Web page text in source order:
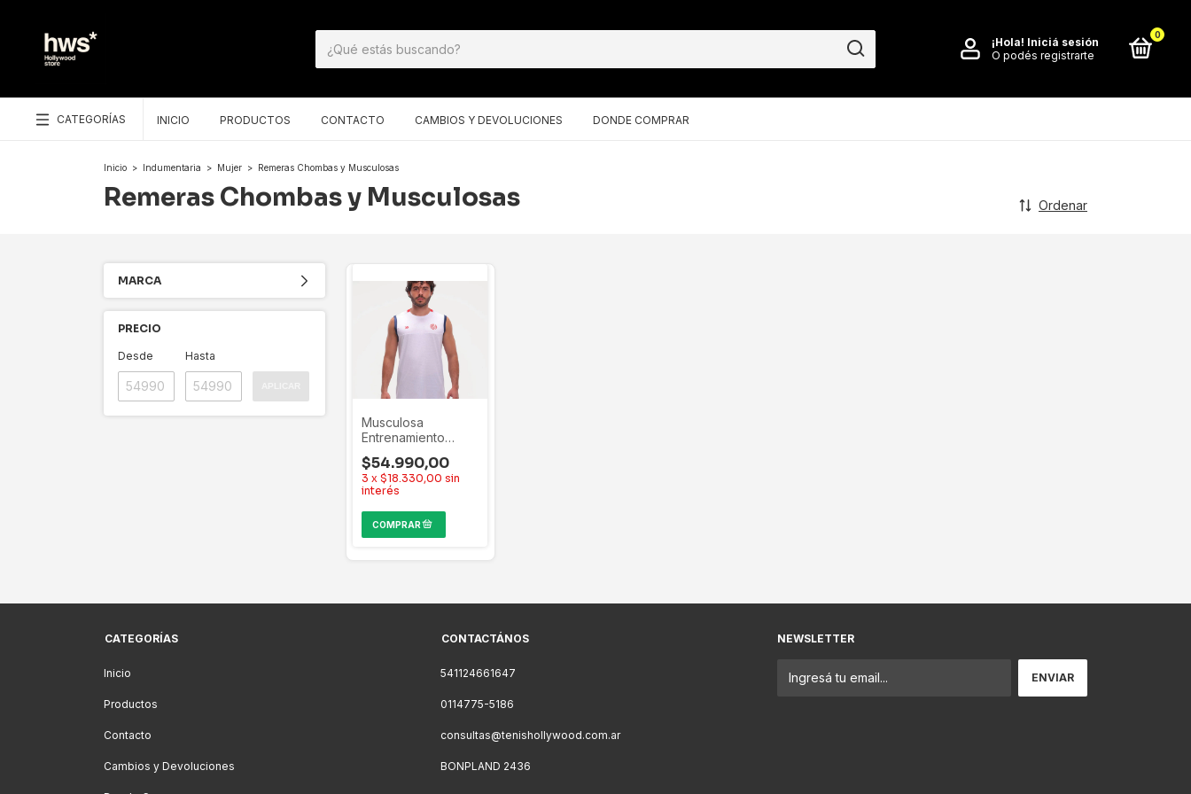
¡Hola! Iniciá sesión
O podés registrarte
0
CATEGORÍAS INICIO PRODUCTOS CONTACTO CAMBIOS Y DEVOLUCIONES DONDE COMPRAR
Inicio > Indumentaria > Mujer > Remeras Chombas y Musculosas
Remeras Chombas y Musculosas Ordenar
MARCA
PRECIO
Desde Hasta
Musculosa
Entrenamiento
25/26 Blanco
254213 S
$54.990,00
3 x $18.330,00 sin
interés
CATEGORÍAS
Inicio
Productos
Contacto
Cambios y Devoluciones
CONTACTÁNOS
541124661647
0114775-5186
consultas@tenishollywood.com.ar
BONPLAND 2436
NEWSLETTER